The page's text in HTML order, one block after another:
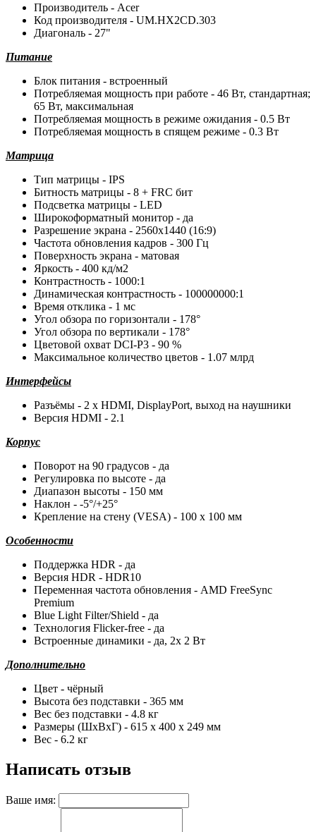
Производитель - Acer
Код производителя - UM.HX2CD.303
Диагональ - 27"
Питание
Блок питания - встроенный
Потребляемая мощность при работе - 46 Вт, стандартная;
65 Вт, максимальная
Потребляемая мощность в режиме ожидания - 0.5 Вт
Потребляемая мощность в спящем режиме - 0.3 Вт
Матрица
Тип матрицы - IPS
Битность матрицы - 8 + FRC бит
Подсветка матрицы - LED
Широкоформатный монитор - да
Разрешение экрана - 2560x1440 (16:9)
Частота обновления кадров - 300 Гц
Поверхность экрана - матовая
Яркость - 400 кд/м2
Контрастность - 1000:1
Динамическая контрастность - 100000000:1
Время отклика - 1 мс
Угол обзора по горизонтали - 178°
Угол обзора по вертикали - 178°
Цветовой охват DCI-P3 - 90 %
Максимальное количество цветов - 1.07 млрд
Интерфейсы
Разъёмы - 2 x HDMI, DisplayPort, выход на наушники
Версия HDMI - 2.1
Корпус
Поворот на 90 градусов - да
Регулировка по высоте - да
Диапазон высоты - 150 мм
Наклон - -5°/+25°
Крепление на стену (VESA) - 100 x 100 мм
Особенности
Поддержка HDR - да
Версия HDR - HDR10
Переменная частота обновления - AMD FreeSync
Premium
Blue Light Filter/Shield - да
Технология Flicker-free - да
Встроенные динамики - да, 2x 2 Вт
Дополнительно
Цвет - чёрный
Высота без подставки - 365 мм
Вес без подставки - 4.8 кг
Размеры (ШхВхГ) - 615 x 400 x 249 мм
Вес - 6.2 кг
Написать отзыв
Ваше имя: